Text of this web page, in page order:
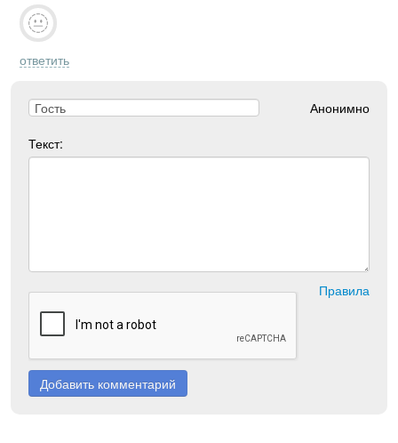
ответить
Анонимно
Текст:
Правила
Добавить комментарий